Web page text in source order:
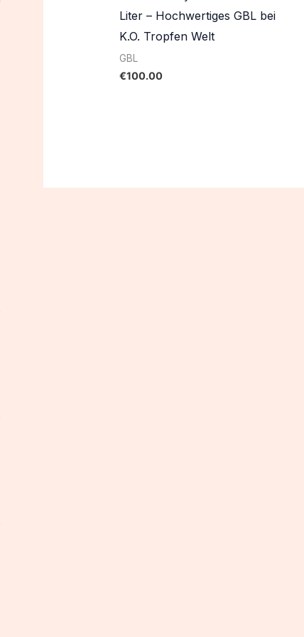
Liter – Hochwertiges GBL bei
K.O. Tropfen Welt
GBL
€100.00